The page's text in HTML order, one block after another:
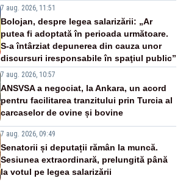
7 aug. 2026, 11:51
Bolojan, despre legea salarizării: „Ar
putea fi adoptată în perioada următoare.
S-a întârziat depunerea din cauza unor
discursuri iresponsabile în spaţiul public”
7 aug. 2026, 10:57
ANSVSA a negociat, la Ankara, un acord
pentru facilitarea tranzitului prin Turcia al
carcaselor de ovine și bovine
7 aug. 2026, 09:49
Senatorii și deputații rămân la muncă.
Sesiunea extraordinară, prelungită până
la votul pe legea salarizării